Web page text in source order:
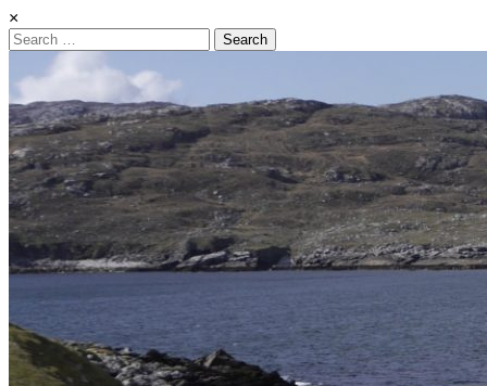
×
Search
for: